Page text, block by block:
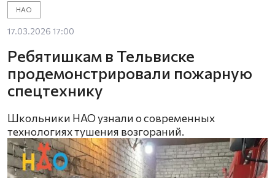
НАО
17.03.2026 17:00
Ребятишкам в Тельвиске
продемонстрировали пожарную
спецтехнику
Школьники НАО узнали о современных
технологиях тушения возгораний.